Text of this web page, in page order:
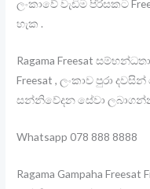
ලංකාවේ වැඩිම පිරිසකට
හැක .
Ragama Freesat
Freesat , ලංකාව පුරා
සන්නිවේදන සේවා
Whatsapp 078 888 8888
Ragama Gampaha